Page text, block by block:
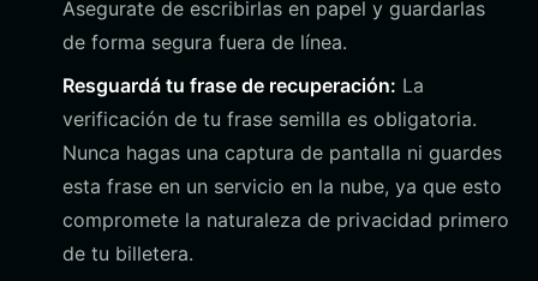
Asegurate de escribirlas en papel y guardarlas
de forma segura fuera de línea.
Resguardá tu frase de recuperación: La
verificación de tu frase semilla es obligatoria.
Nunca hagas una captura de pantalla ni guardes
esta frase en un servicio en la nube, ya que esto
compromete la naturaleza de privacidad primero
de tu billetera.